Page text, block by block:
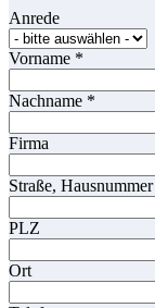
Anrede
Vorname *
Nachname *
Firma
Straße, Hausnummer
PLZ
Ort